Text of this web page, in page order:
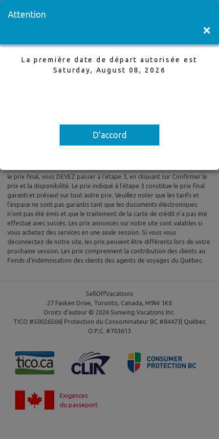
Calgary à Halifax
13 May,2026 à 20 May,2026, 1 Adultes
Tous les prix sont basés sur le tarif aérien aller-retour et le tarif aérien
le prix final, vous DEVEZ passer à l'étape 3, en cliquant sur Confirmer le
prix et la disponibilité. Le prix indiqué à l'étape 3 constitue le prix final
garanti et prévaut sur tout autre prix. Veuillez noter que les tarifs et
l'espace ne sont pas garantis tant que les documents électroniques
n'ont pas été émis et que le traitement de la carte de crédit n'a pas été
effectué avec succès. Les prix annoncés sur notre site sont valables si
vous achetez des services en une seule session. Si vous vous
déconnectez de notre site, les prix peuvent être différents lors de votre
prochaine session. Les prix comprennent la contribution des clients au
Fonds d'indemnisation des clients des agents de voyages du Québec.
SellOffVacations
27 Fasken Drive, Toronto, Canada, M9W 1K6
Droits d’auteur © 2026 Sunwing Vacations Inc.
TICO #50026566| Protection du Consommateur BC #84473| Québec
O.P.C. #703613
Exigences
du passeport
Attention
×
La première date de départ autorisée est
Saturday, August 08, 2026
D'accord